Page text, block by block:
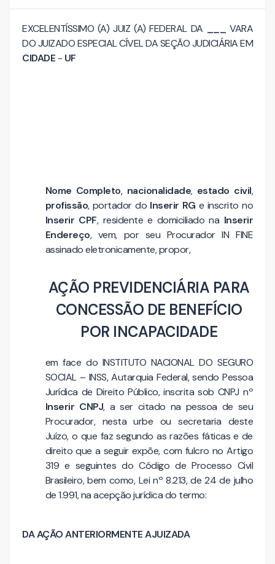
EXCELENTÍSSIMO (A) JUIZ (A) FEDERAL DA
VARA
DO JUIZADO ESPECIAL CÍVEL DA SEÇÃO JUDICIÁRIA EM
CIDADE - UF
Nome Completo, nacionalidade, estado civil,
profissão, portador do Inserir RG e inscrito no
Inserir CPF, residente e domiciliado na Inserir
Endereço, vem, por seu Procurador IN FINE
assinado eletronicamente, propor,
AÇÃO PREVIDENCIÁRIA PARA
CONCESSÃO DE BENEFÍCIO
POR INCAPACIDADE
em face do INSTITUTO NACIONAL DO SEGURO
SOCIAL – INSS, Autarquia Federal, sendo Pessoa
Jurídica de Direito Público, inscrita sob CNPJ nº
Inserir CNPJ, a ser citado na pessoa de seu
Procurador, nesta urbe ou secretaria deste
Juízo, o que faz segundo as razões fáticas e de
direito que a seguir expõe, com fulcro no Artigo
319 e seguintes do Código de Processo Civil
Brasileiro, bem como, Lei nº 8.213, de 24 de julho
de 1.991, na acepção jurídica do termo:
DA AÇÃO ANTERIORMENTE AJUIZADA